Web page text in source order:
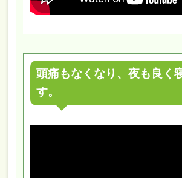
頭痛もなくなり、夜も良く
す。